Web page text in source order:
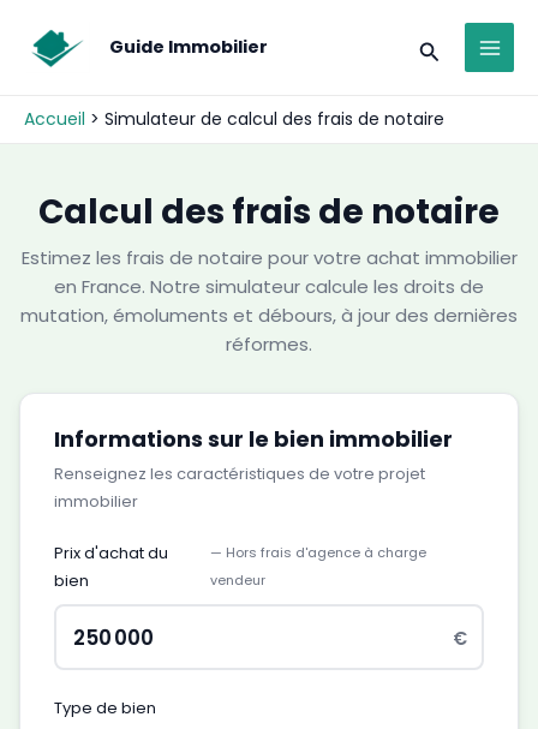
contenu
Guide Immobilier
Accueil Simulateur de calcul des frais de notaire
Calcul des frais de notaire
Estimez les frais de notaire pour votre achat immobilier
en France. Notre simulateur calcule les droits de
mutation, émoluments et débours, à jour des dernières
réformes.
Informations sur le bien immobilier
Renseignez les caractéristiques de votre projet
immobilier
Prix d'achat du
bien
— Hors frais d'agence à charge
vendeur
€
Type de bien